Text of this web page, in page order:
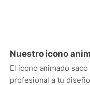
Nuestro icono
El icono animado
profesional a tu